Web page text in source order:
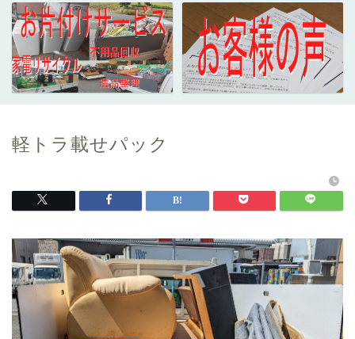
軽トラ載せパック